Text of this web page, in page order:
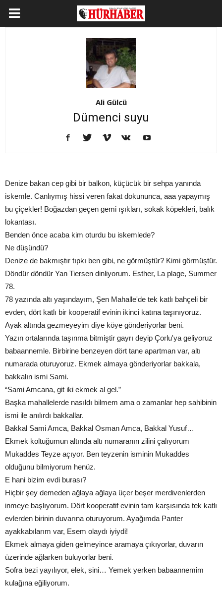
Ali Gülcü
Dümenci suyu
Denize bakan cep gibi bir balkon, küçücük bir sehpa yanında
iskemle. Canlıymış hissi veren fakat dokununca, aaa yapaymış
bu çiçekler! Boğazdan geçen gemi ışıkları, sokak köpekleri, balık
lokantası.
Benden önce acaba kim oturdu bu iskemlede?
Ne düşündü?
Denize de bakmıştır tıpkı ben gibi, ne görmüştür? Kimi görmüştür.
Döndür döndür Yan Tiersen dinliyorum. Esther, La plage, Summer
78.
78 yazında altı yaşındayım, Şen Mahalle'de tek katlı bahçeli bir
evden, dört katlı bir kooperatif evinin ikinci katına taşınıyoruz.
Ayak altında gezmeyeyim diye köye gönderiyorlar beni.
Yazın ortalarında taşınma bitmiştir gayrı deyip Çorlu'ya geliyoruz
babaannemle. Birbirine benzeyen dört tane apartman var, altı
numarada oturuyoruz. Ekmek almaya gönderiyorlar bakkala,
bakkalın ismi Sami.
“Sami Amcana, git iki ekmek al gel.”
Başka mahallelerde nasıldı bilmem ama o zamanlar hep sahibinin
ismi ile anılırdı bakkallar.
Bakkal Sami Amca, Bakkal Osman Amca, Bakkal Yusuf…
Ekmek koltuğumun altında altı numaranın zilini çalıyorum
Mukaddes Teyze açıyor. Ben teyzenin isminin Mukaddes
olduğunu bilmiyorum henüz.
E hani bizim evdi burası?
Hiçbir şey demeden ağlaya ağlaya üçer beşer merdivenlerden
inmeye başlıyorum. Dört kooperatif evinin tam karşısında tek katlı
evlerden birinin duvarına oturuyorum. Ayağımda Panter
ayakkabılarım var, Esem olaydı iyiydi!
Ekmek almaya giden gelmeyince aramaya çıkıyorlar, duvarın
üzerinde ağlarken buluyorlar beni.
Sofra bezi yayılıyor, elek, sini… Yemek yerken babaannemim
kulağına eğiliyorum.